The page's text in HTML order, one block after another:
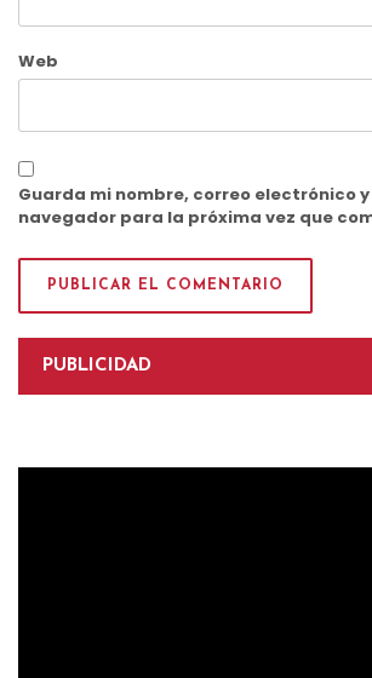
Web
Guarda mi nombre, correo electrónico
navegador para la próxima vez que
PUBLICIDAD